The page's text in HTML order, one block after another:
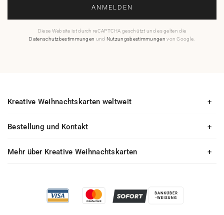
ANMELDEN
Diese Website ist durch reCAPTCHA geschützt und es gelten die
Datenschutzbestimmungen und Nutzungsbestimmungen von Google.
Bestellung und Kontakt
Mehr über Kreative Weihnachtskarten
Kreative Weihnachtskarten weltweit